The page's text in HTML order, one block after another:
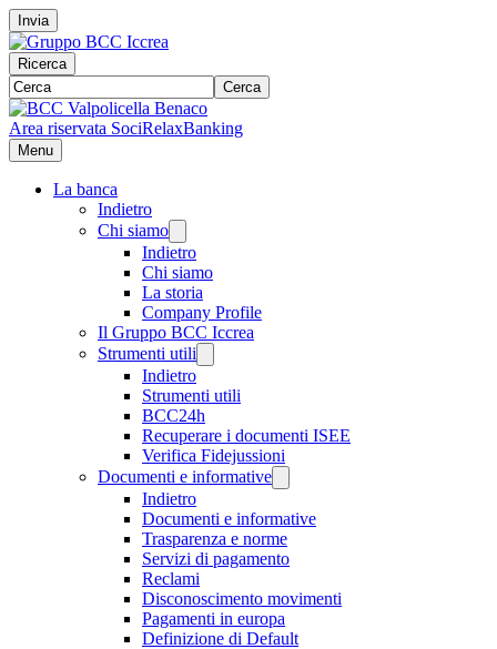
Invia
Ricerca
Cerca
Area riservata SociRelaxBanking
Menu
La banca
Indietro
Chi siamo
Indietro
Chi siamo
La storia
Company Profile
Il Gruppo BCC Iccrea
Strumenti utili
Indietro
Strumenti utili
BCC24h
Recuperare i documenti ISEE
Verifica Fidejussioni
Documenti e informative
Indietro
Documenti e informative
Trasparenza e norme
Servizi di pagamento
Reclami
Disconoscimento movimenti
Pagamenti in europa
Definizione di Default